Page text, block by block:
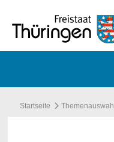
Startseite Themenauswahl